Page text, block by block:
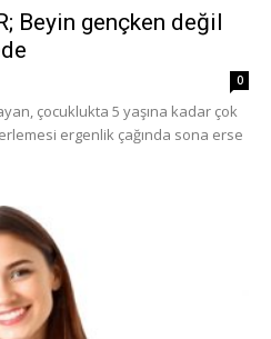
Beyin gençken değil
0
çocuklukta 5 yaşına kadar çok
ergenlik çağında sona erse